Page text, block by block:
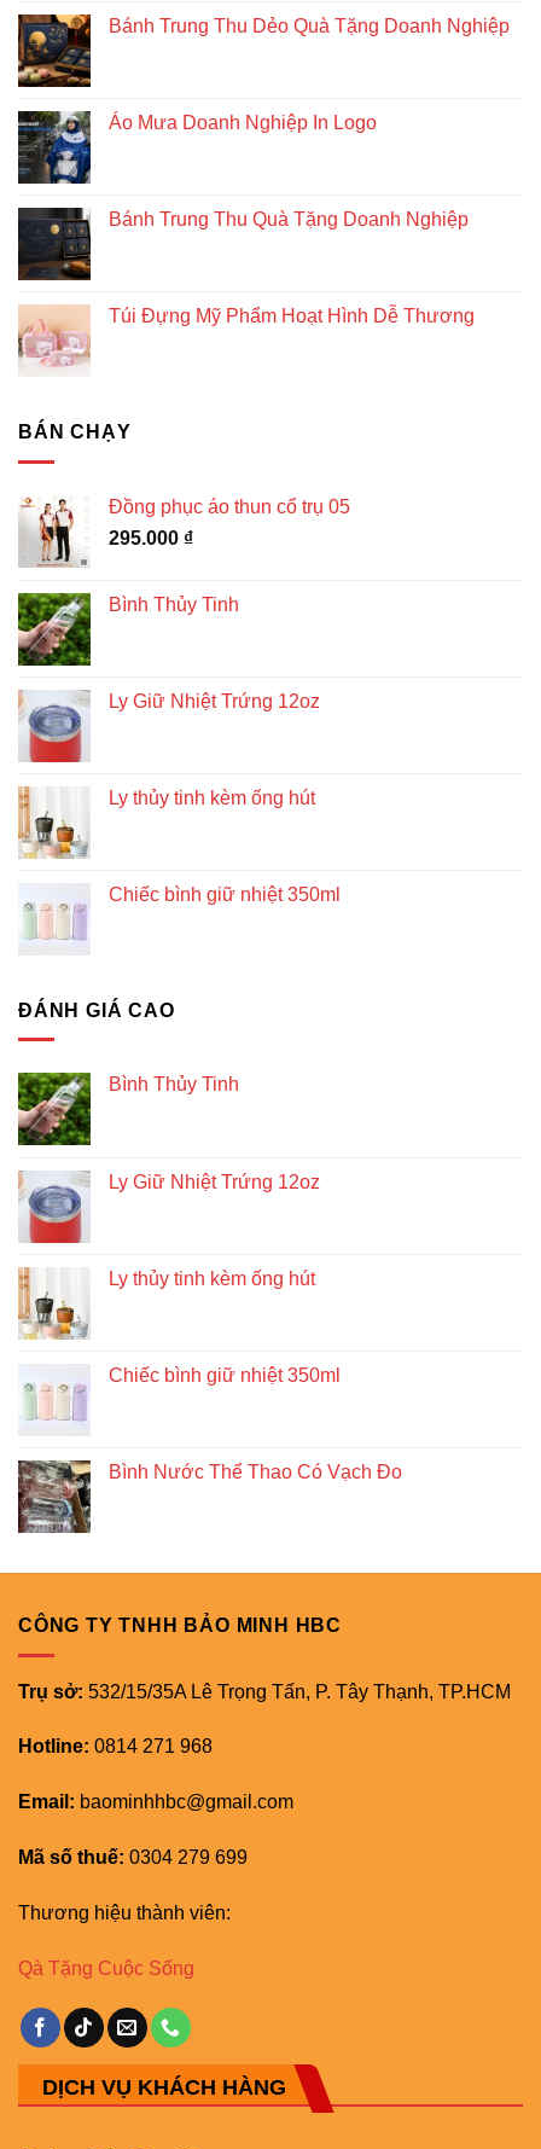
Bánh Trung Thu Dẻo Quà Tặng Doanh Nghiệp
Áo Mưa Doanh Nghiệp In Logo
Bánh Trung Thu Quà Tặng Doanh Nghiệp
Túi Đựng Mỹ Phẩm Hoạt Hình Dễ Thương
BÁN CHẠY
Đồng phục áo thun cổ trụ 05
295.000 ₫
Bình Thủy Tinh
Ly Giữ Nhiệt Trứng 12oz
Ly thủy tinh kèm ống hút
Chiếc bình giữ nhiệt 350ml
ĐÁNH GIÁ CAO
Bình Thủy Tinh
Ly Giữ Nhiệt Trứng 12oz
Ly thủy tinh kèm ống hút
Chiếc bình giữ nhiệt 350ml
Bình Nước Thể Thao Có Vạch Đo
CÔNG TY TNHH BẢO MINH HBC
Trụ sở: 532/15/35A Lê Trọng Tấn, P. Tây Thạnh, TP.HCM
Hotline: 0814 271 968
Email: baominhhbc@gmail.com
Mã số thuế: 0304 279 699
Thương hiệu thành viên:
Qà Tặng Cuộc Sống
DỊCH VỤ KHÁCH HÀNG